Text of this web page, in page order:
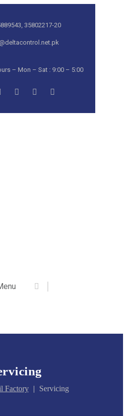
35802217-20
– Mon – Sat : 9:00 – 5:00
Factory Servicing